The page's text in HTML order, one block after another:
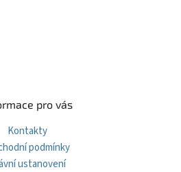
pro vás
Kontakty
podmínky
ustanovení